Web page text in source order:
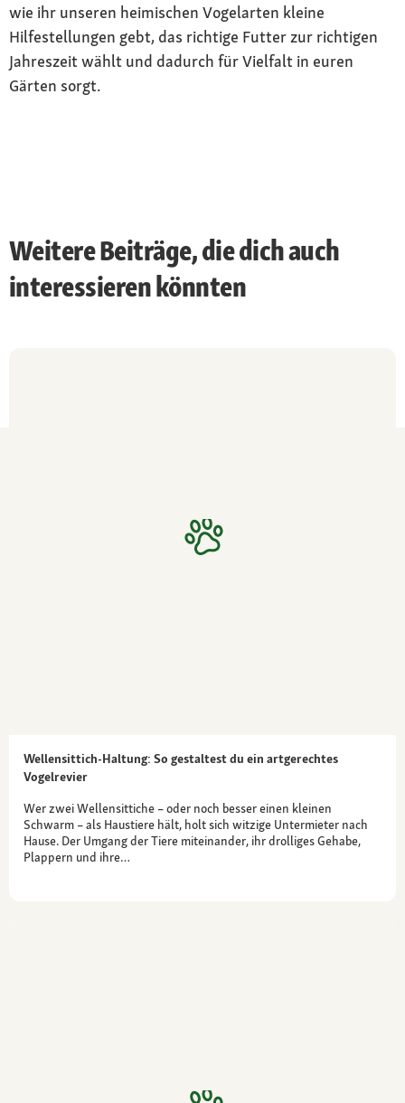
wie ihr unseren heimischen Vogelarten kleine
Hilfestellungen gebt, das richtige Futter zur richtigen
Jahreszeit wählt und dadurch für Vielfalt in euren
Gärten sorgt.
Weitere Beiträge, die dich auch
interessieren könnten
Wellensittich-Haltung: So gestaltest du ein artgerechtes
Vogelrevier
Wer zwei Wellensittiche – oder noch besser einen kleinen
Schwarm – als Haustiere hält, holt sich witzige Untermieter nach
Hause. Der Umgang der Tiere miteinander, ihr drolliges Gehabe,
Plappern und ihre…